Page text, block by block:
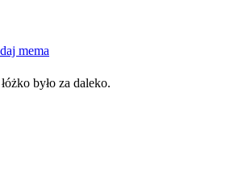
mema
było za daleko.